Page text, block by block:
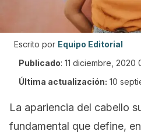
Escrito por Equipo Editorial
Publicado: 11 diciembre, 2020
Última actualización: 10
La apariencia del cabello
fundamental que define,